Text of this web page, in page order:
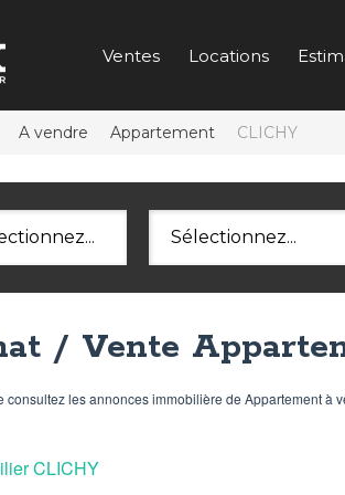
Ventes Locations
A vendre Appartement CLICHY
Sélectionnez...
/ Vente
consultez les annonces immobilière de Appartement à
CLICHY